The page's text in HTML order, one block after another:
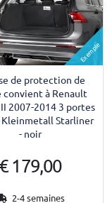
Exemple
de protection de
à Renault
2007-2014 3 portes
Kleinmetall Starliner
- noir
€ 179,00
2-4 semaines